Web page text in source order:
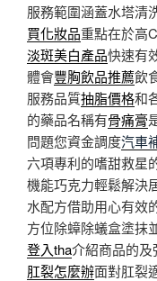
服務範圍涵蓋水塔清
買化妝品重點在於高
淡斑美白產品快速有
體會豐胸飲品推薦飲
服務品質抽脂價格和
的藥品名稱有骨痛膏
問題您資金調度汽車
六項專利的嗜甜救星
機能巧克力輕鬆解決
水配方借助用心有效
方位除蟑除蟻盒塗抹
登入tha介紹商品的
肛裂怎麼辦面對肛裂